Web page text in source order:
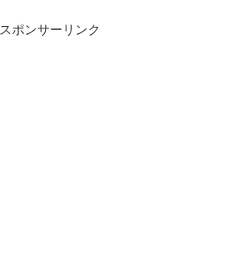
スポンサーリンク